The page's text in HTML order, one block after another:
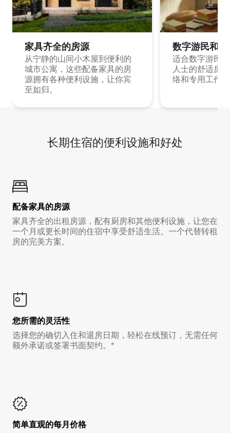
家具齐全的房源
从宁静的山间小木屋到便利的
城市公寓，这些配备家具的房
源拥有各种便利设施，让你宾
至如归。
数字游民和
适合数字游民
人士的舒适房
络和专用工作
长期住宿的便利设施和好处
配备家具的房源
家具齐全的出租房源，配有厨房和其他便利设施，让您在
一个月或更长时间的住宿中享受舒适生活。一个代替转租
房的完美方案。
您所需的灵活性
选择您的确切入住和退房日期，轻松在线预订，无需任何
额外承诺或签署书面契约。*
简单直观的每月价格